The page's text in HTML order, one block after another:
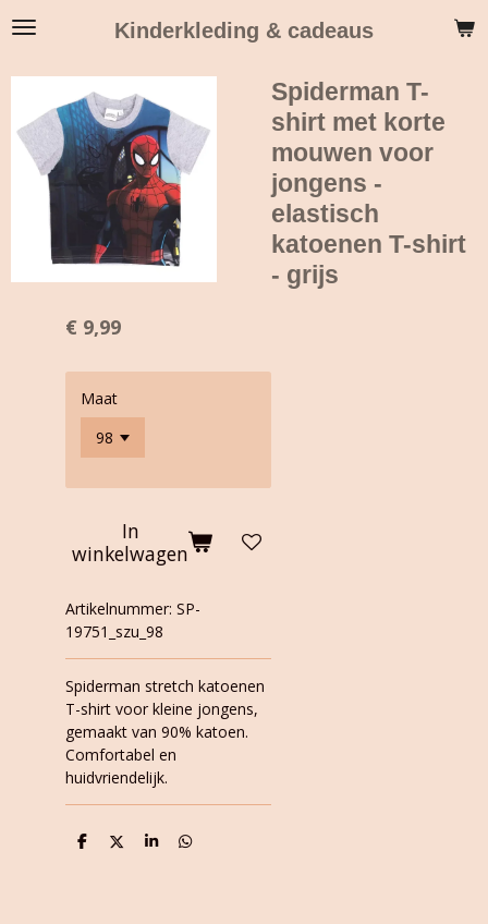
Ga
hoofdinhoud
Kinderkleding & cadeaus
Spiderman T-
shirt met korte
mouwen voor
jongens -
elastisch
katoenen T-shirt
- grijs
€ 9,99
Maat
In
winkelwagen
Artikelnummer: SP-
19751_szu_98
Spiderman stretch katoenen
T-shirt voor kleine jongens,
gemaakt van 90% katoen.
Comfortabel en
huidvriendelijk.
D
D
S
D